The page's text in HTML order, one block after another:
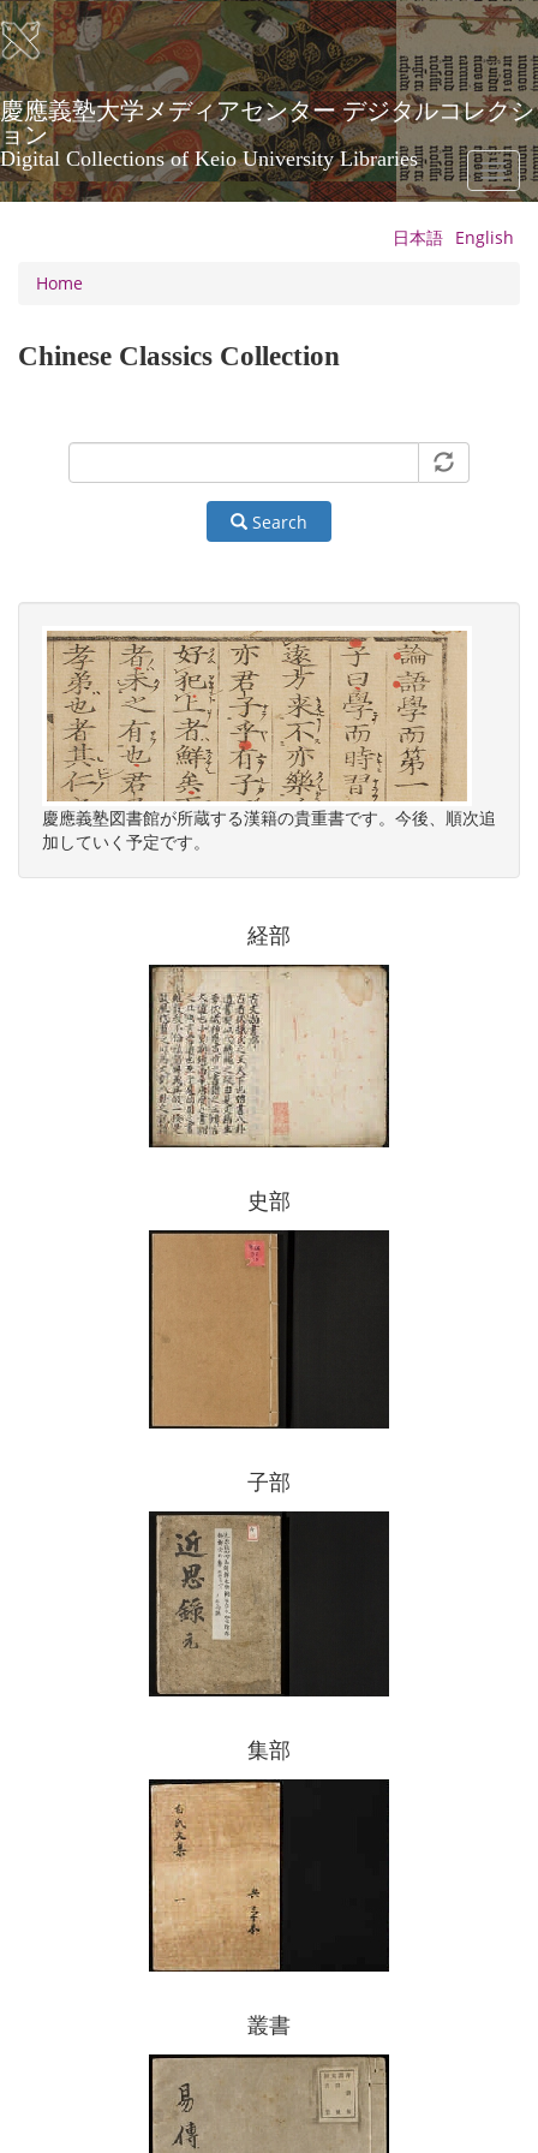
Skip
to
main
content
慶應義塾大学メディアセンター デジタルコレクシ
ョン
Digital Collections of Keio University Libraries
Toggle
日本語 English
Home
Chinese Classics Collection
Search
慶應義塾図書館が所蔵する漢籍の貴重書です。今後、順次追
加していく予定です。
経部
史部
子部
集部
叢書